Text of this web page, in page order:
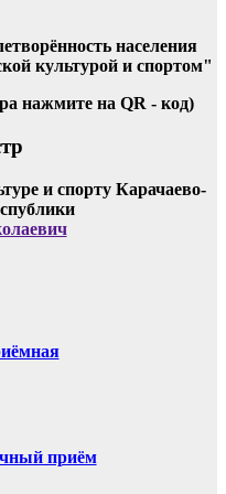
населения
культурой и спортом"
нажмите на QR - код)
приём